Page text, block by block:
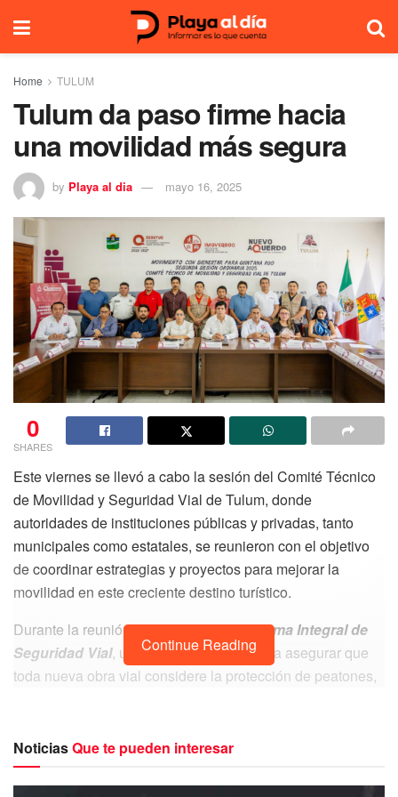
Home TULUM
Tulum da paso firme hacia
una movilidad más segura
by Playa al dia mayo 16, 2025
0
SHARES
Este viernes se llevó a cabo la sesión del Comité Técnico
de Movilidad y Seguridad Vial de Tulum, donde
autoridades de instituciones públicas y privadas, tanto
municipales como estatales, se reunieron con el objetivo
de coordinar estrategias y proyectos para mejorar la
movilidad en este creciente destino turístico.
Durante la reunión se presentó elPrograma Integral de
Seguridad Vial, un instrumento que busca asegurar que
toda nueva obra vial considere la protección de peatones,
El propósito central es garantizar condiciones de tránsito
seguras para todos, ya sea que se desplacen a pie, en
Continue Reading
NoticiasQue te pueden interesar